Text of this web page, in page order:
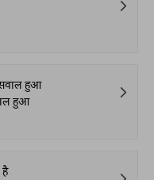
हुआ
हुआ
है